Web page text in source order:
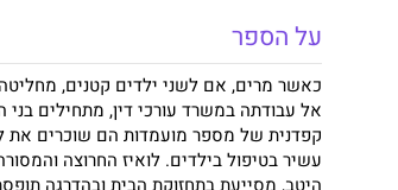
על הספר
כאשר מרים, אם לשני ילדים קטנים,
אל עבודתה במשרד עורכי דין, מתחילים
קפדנית של מספר מועמדות הם שוכרים את
עשיר בטיפול בילדים. לואיז החרוצה